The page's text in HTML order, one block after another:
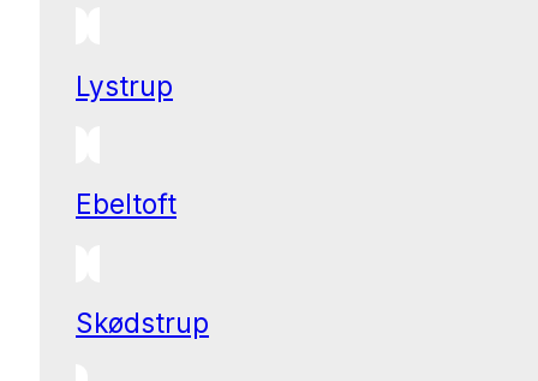
Lystrup
Ebeltoft
Skødstrup